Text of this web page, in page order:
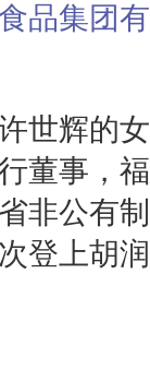
品集团
世辉的
董事，
非公有
登上胡